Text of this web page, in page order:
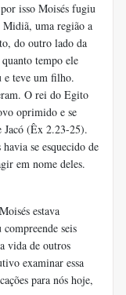
isso Moisés fugiu
Midiã, uma região a
do outro lado da
tempo ele
e teve um filho.
O rei do Egito
oprimido e se
Jacó (Êx 2.23-25).
se esquecido de
em nome deles.
estava
seis
vida de outros
examinar essa
para nós hoje,